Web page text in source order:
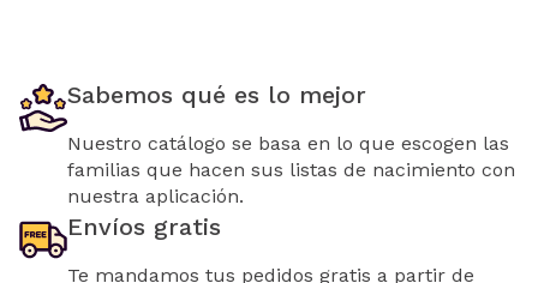
Sabemos qué es lo mejor
Nuestro catálogo se basa en lo que escogen las
familias que hacen sus listas de nacimiento con
nuestra aplicación.
Envíos gratis
Te mandamos tus pedidos gratis a partir de